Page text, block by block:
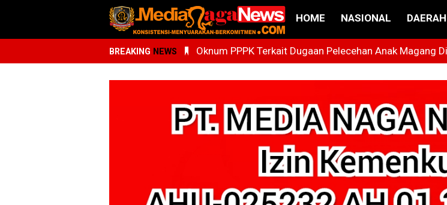
HOME NASIONAL DAERAH
BREAKING NEWS
Oknum PPPK Terkait Dugaan Pelecehan Anak Magang
Kemenhaj Sumut
Whisnu Legenda Bintang Yang Terus Cemerlang